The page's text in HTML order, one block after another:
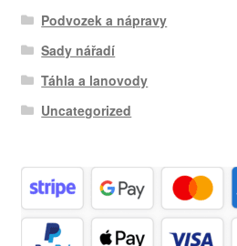
Podvozek a nápravy
Sady nářadí
Táhla a lanovody
Uncategorized